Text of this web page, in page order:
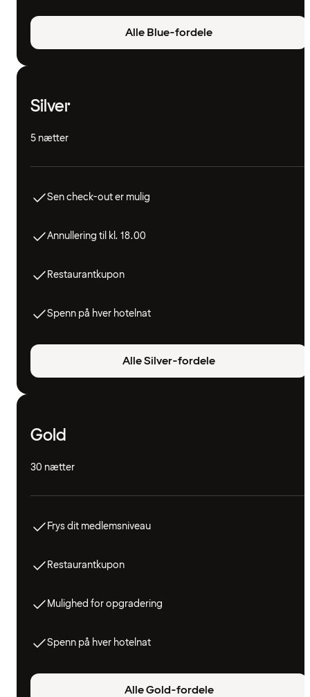
Alle Blue-fordele
Silver
5 nætter
Sen check-out er mulig
Annullering til kl. 18.00
Restaurantkupon
Spenn på hver hotelnat
Alle Silver-fordele
Gold
30 nætter
Frys dit medlemsniveau
Restaurantkupon
Mulighed for opgradering
Spenn på hver hotelnat
Alle Gold-fordele